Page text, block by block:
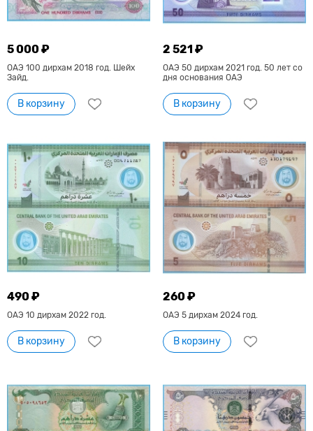
5 000 ₽
ОАЭ 100 дирхам 2018 год. Шейх
Зайд.
В корзину
2 521 ₽
ОАЭ 50 дирхам 2021 год. 50 лет со
дня основания ОАЭ
В корзину
490 ₽
ОАЭ 10 дирхам 2022 год.
В корзину
260 ₽
ОАЭ 5 дирхам 2024 год.
В корзину